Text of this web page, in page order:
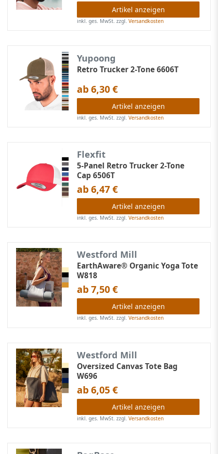
Artikel anzeigen
inkl. ges. MwSt. zzgl.Versandkosten
Yupoong
Retro Trucker 2-Tone 6606T
ab 6,30 €
Artikel anzeigen
inkl. ges. MwSt. zzgl.Versandkosten
Flexfit
5-Panel Retro Trucker 2-Tone
Cap 6506T
ab 6,47 €
Artikel anzeigen
inkl. ges. MwSt. zzgl.Versandkosten
Westford Mill
EarthAware® Organic Yoga Tote
W818
ab 7,50 €
Artikel anzeigen
inkl. ges. MwSt. zzgl.Versandkosten
Westford Mill
Oversized Canvas Tote Bag
W696
ab 6,05 €
Artikel anzeigen
inkl. ges. MwSt. zzgl.Versandkosten